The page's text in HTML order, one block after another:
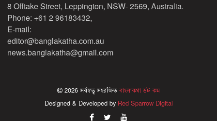
8 Offtake Street, Leppington, NSW- 2569, Australia.
Phone: +61 2 96183432,
E-mail:
editor@banglakatha.com.au
news.banglakatha@gmail.com
2026 সর্বস্বত্ব সংরক্ষিতবাংলাকথা ডট কম
Designed & Developed by Red Sparrow Digital